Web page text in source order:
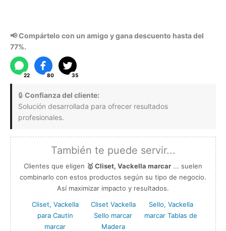
Empanadas, Horneables, Alimentos, Cartón, Papel
Horneables, Etc
📢 Compártelo con un amigo y gana descuento hasta del
77%.
22 80 35
🔒 Confianza del cliente:
Solución desarrollada para ofrecer resultados
profesionales.
También te puede servir...
Clientes que eligen 🥇 Cliset, Vackella marcar ... suelen
combinarlo con estos productos según su tipo de negocio.
Así maximizar impacto y resultados.
Cliset, Vackella
para Cautin
marcar
Cliset Vackella
Sello marcar
Madera
Sello, Vackella
marcar Tablas de